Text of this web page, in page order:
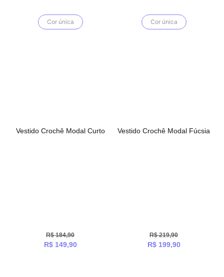
Cor única
Vestido Crochê Modal Curto
R$184,90
R$149,90
Cor única
Vestido Crochê Modal Fúcsia
R$219,90
R$199,90